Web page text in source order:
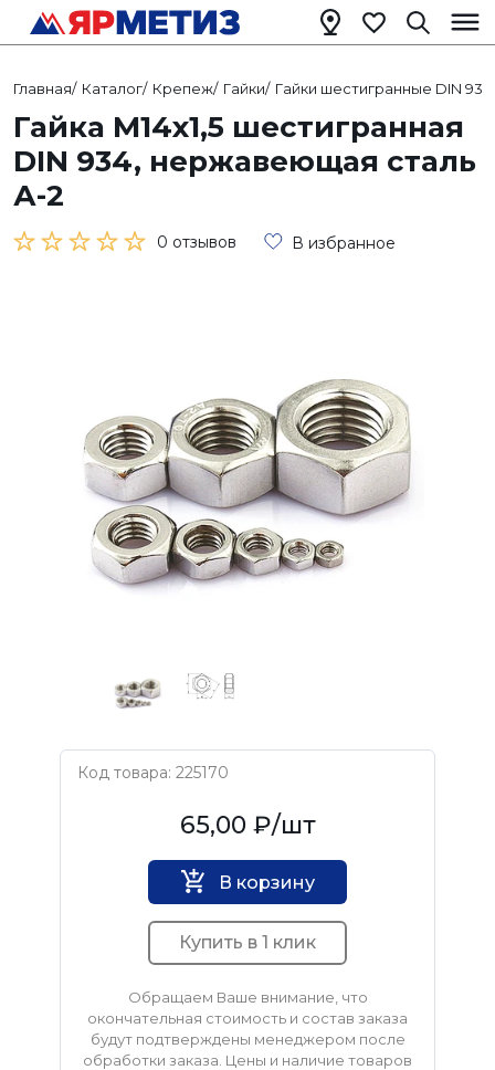
Главная/ Каталог/ Крепеж/ Гайки/ Гайки шестигранные DIN 934
Гайка М14х1,5 шестигранная
DIN 934, нержавеющая сталь
А-2
0 отзывов В избранное
Код товара: 225170
Нет бренда65,00 ₽/шт
В корзину
Купить в 1 клик
Обращаем Ваше внимание, что
окончательная стоимость и состав заказа
будут подтверждены менеджером после
обработки заказа. Цены и наличие товаров